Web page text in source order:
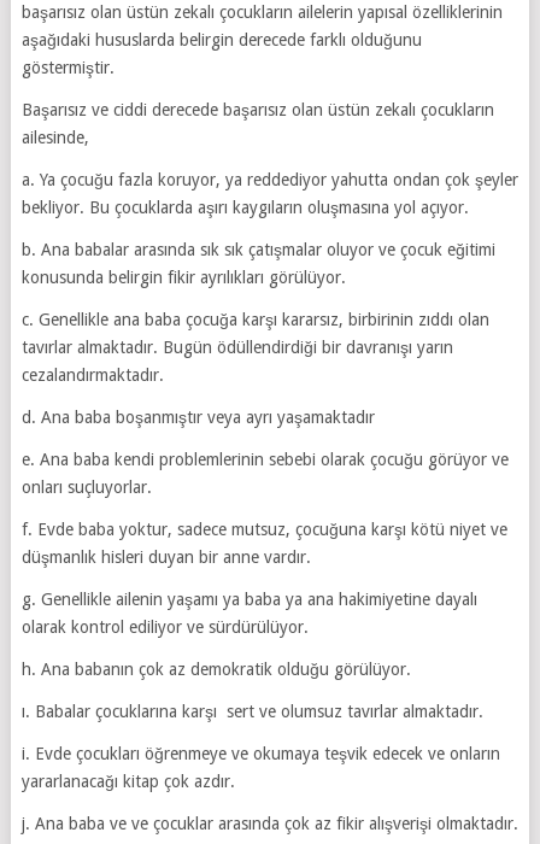
başarısız olan üstün zekalı çocukların ailelerin yapısal özelliklerinin
aşağıdaki hususlarda belirgin derecede farklı olduğunu
göstermiştir.
Başarısız ve ciddi derecede başarısız olan üstün zekalı çocukların
ailesinde,
a. Ya çocuğu fazla koruyor, ya reddediyor yahutta ondan çok şeyler
bekliyor. Bu çocuklarda aşırı kaygıların oluşmasına yol açıyor.
b. Ana babalar arasında sık sık çatışmalar oluyor ve çocuk eğitimi
konusunda belirgin fikir ayrılıkları görülüyor.
c. Genellikle ana baba çocuğa karşı kararsız, birbirinin zıddı olan
tavırlar almaktadır. Bugün ödüllendirdiği bir davranışı yarın
cezalandırmaktadır.
d. Ana baba boşanmıştır veya ayrı yaşamaktadır
e. Ana baba kendi problemlerinin sebebi olarak çocuğu görüyor ve
onları suçluyorlar.
f. Evde baba yoktur, sadece mutsuz, çocuğuna karşı kötü niyet ve
düşmanlık hisleri duyan bir anne vardır.
g. Genellikle ailenin yaşamı ya baba ya ana hakimiyetine dayalı
olarak kontrol ediliyor ve sürdürülüyor.
h. Ana babanın çok az demokratik olduğu görülüyor.
ı. Babalar çocuklarına karşı sert ve olumsuz tavırlar almaktadır.
i. Evde çocukları öğrenmeye ve okumaya teşvik edecek ve onların
yararlanacağı kitap çok azdır.
j. Ana baba ve ve çocuklar arasında çok az fikir alışverişi olmaktadır.